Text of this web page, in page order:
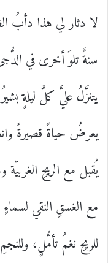
لا دثار لي هذا دأبُ
سنةٌ تلوَ أخرى في
يتنزَّلُ عليَّ كلَّ ليلةٍ
يعرضُ حياةً قصيرةً
يُقبل مع الريحِ
مع الغسقِ النقي
للريحِ نغمُ تأمُّلٍ،